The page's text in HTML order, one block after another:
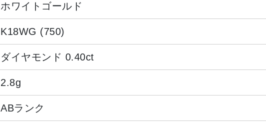
ホワイトゴールド
K18WG (750)
ダイヤモンド 0.40ct
2.8g
ABランク